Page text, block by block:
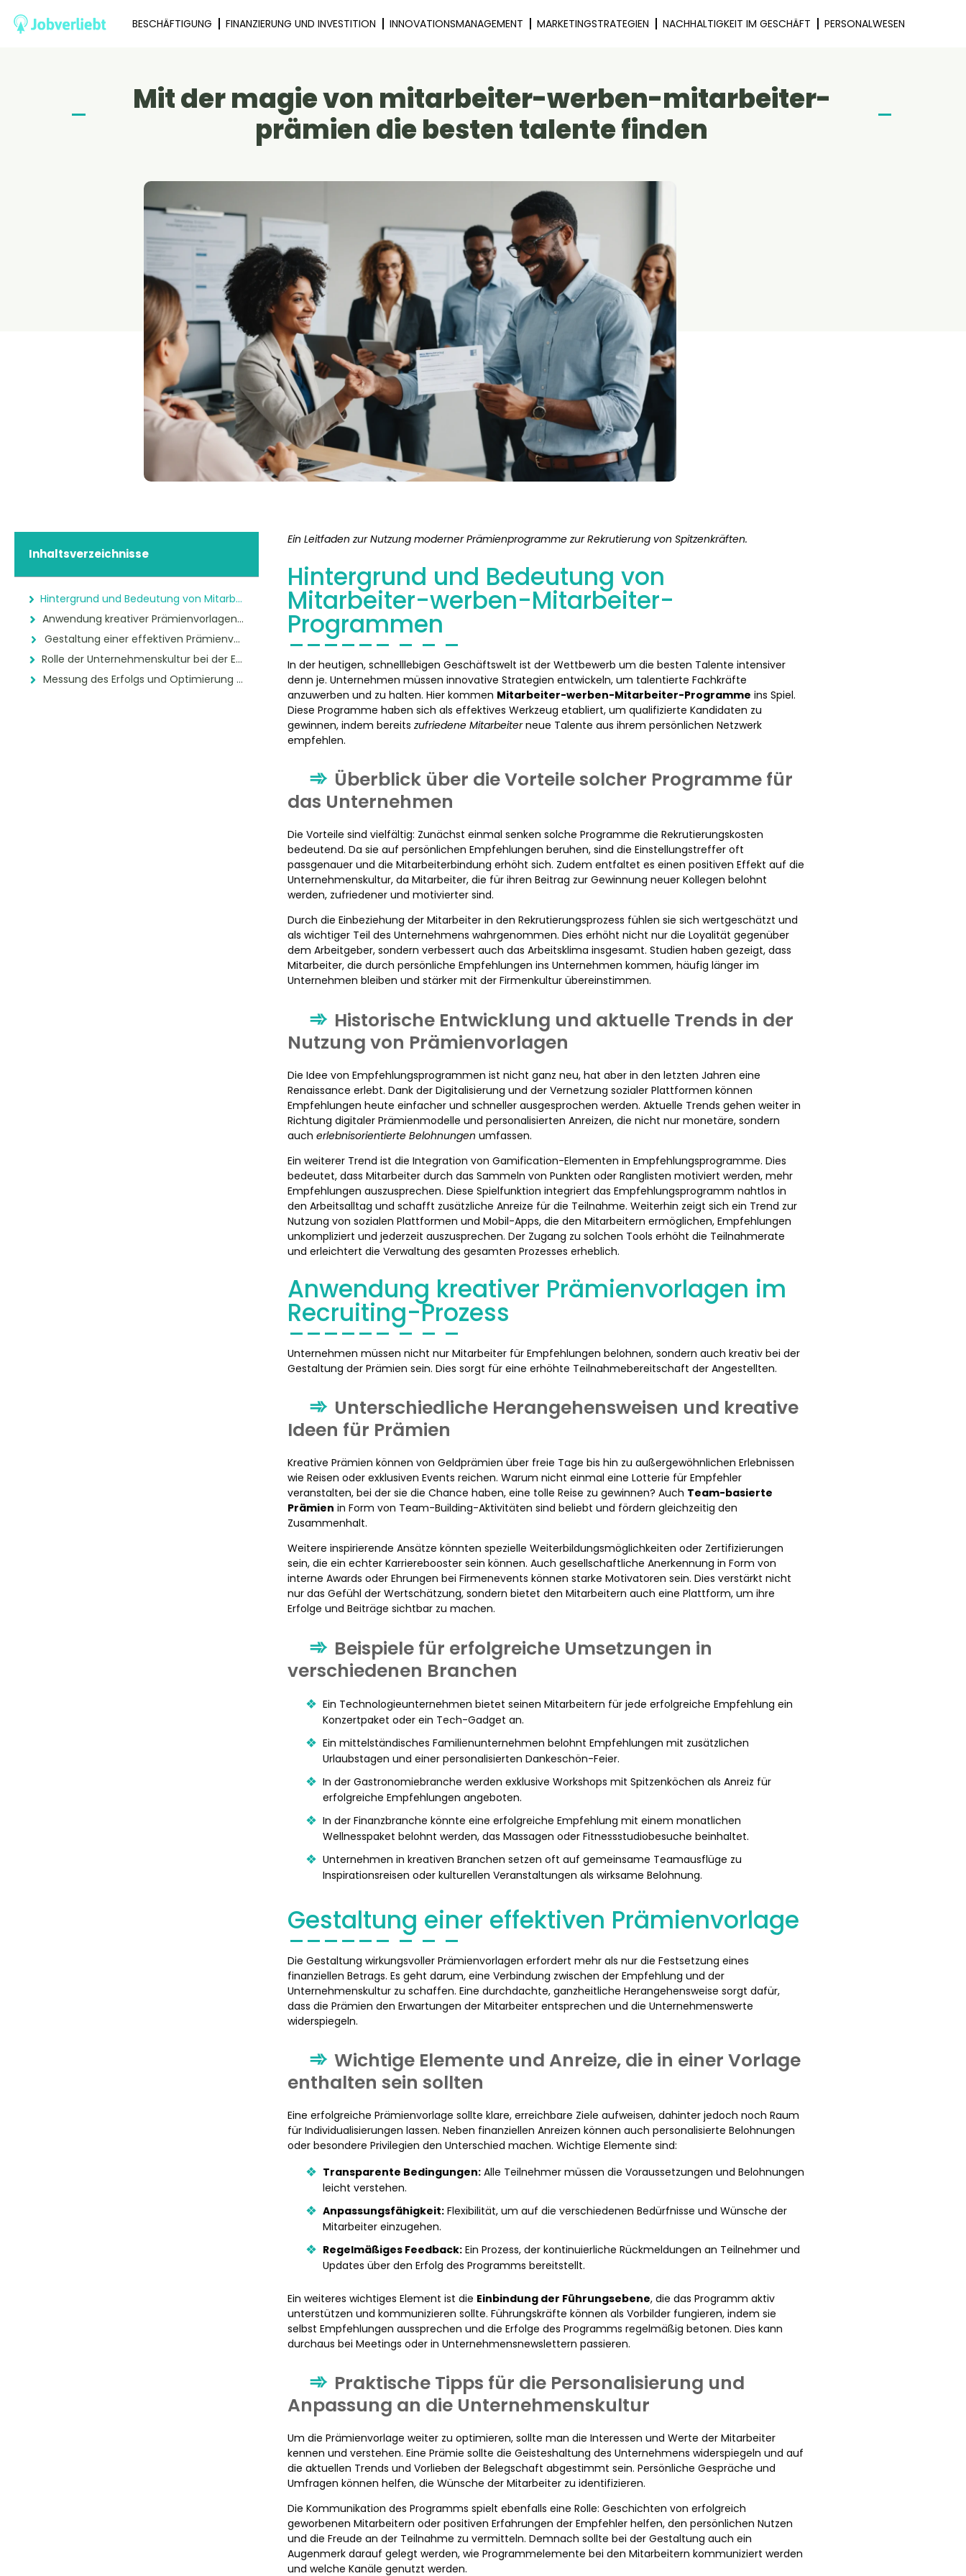
BESCHÄFTIGUNG FINANZIERUNG UND INVESTITION INNOVATIONSMANAGEMENT MARKETINGSTRATEGIEN NACHHALTIGKEIT IM GESCHÄFT PERSONALWESEN
Mit der magie von mitarbeiter-werben-mitarbeiter-
prämien die besten talente finden
Inhaltsverzeichnisse
Hintergrund und Bedeutung von Mitarbeiter-werben-Mitarbeiter-Programmen
Anwendung kreativer Prämienvorlagen im Recruiting-Prozess
Gestaltung einer effektiven Prämienvorlage
Rolle der Unternehmenskultur bei der Empfehlung neuer Mitarbeiter
Messung des Erfolgs und Optimierung des Programms
Ein Leitfaden zur Nutzung moderner Prämienprogramme zur Rekrutierung von Spitzenkräften.
Hintergrund und Bedeutung von
Mitarbeiter-werben-Mitarbeiter-
Programmen
In der heutigen, schnelllebigen Geschäftswelt ist der Wettbewerb um die besten Talente intensiver
denn je. Unternehmen müssen innovative Strategien entwickeln, um talentierte Fachkräfte
anzuwerben und zu halten. Hier kommen Mitarbeiter-werben-Mitarbeiter-Programme ins Spiel.
Diese Programme haben sich als effektives Werkzeug etabliert, um qualifizierte Kandidaten zu
gewinnen, indem bereits zufriedene Mitarbeiterneue Talente aus ihrem persönlichen Netzwerk
empfehlen.
Überblick über die Vorteile solcher Programme für
das Unternehmen
Die Vorteile sind vielfältig: Zunächst einmal senken solche Programme die Rekrutierungskosten
bedeutend. Da sie auf persönlichen Empfehlungen beruhen, sind die Einstellungstreffer oft
passgenauer und die Mitarbeiterbindung erhöht sich. Zudem entfaltet es einen positiven Effekt auf die
Unternehmenskultur, da Mitarbeiter, die für ihren Beitrag zur Gewinnung neuer Kollegen belohnt
werden, zufriedener und motivierter sind.
Durch die Einbeziehung der Mitarbeiter in den Rekrutierungsprozess fühlen sie sich wertgeschätzt und
als wichtiger Teil des Unternehmens wahrgenommen. Dies erhöht nicht nur die Loyalität gegenüber
dem Arbeitgeber, sondern verbessert auch das Arbeitsklima insgesamt. Studien haben gezeigt, dass
Mitarbeiter, die durch persönliche Empfehlungen ins Unternehmen kommen, häufig länger im
Unternehmen bleiben und stärker mit der Firmenkultur übereinstimmen.
Historische Entwicklung und aktuelle Trends in der
Nutzung von Prämienvorlagen
Die Idee von Empfehlungsprogrammen ist nicht ganz neu, hat aber in den letzten Jahren eine
Renaissance erlebt. Dank der Digitalisierung und der Vernetzung sozialer Plattformen können
Empfehlungen heute einfacher und schneller ausgesprochen werden. Aktuelle Trends gehen weiter in
Richtung digitaler Prämienmodelle und personalisierten Anreizen, die nicht nur monetäre, sondern
auch erlebnisorientierte Belohnungen umfassen.
Ein weiterer Trend ist die Integration von Gamification-Elementen in Empfehlungsprogramme. Dies
bedeutet, dass Mitarbeiter durch das Sammeln von Punkten oder Ranglisten motiviert werden, mehr
Empfehlungen auszusprechen. Diese Spielfunktion integriert das Empfehlungsprogramm nahtlos in
den Arbeitsalltag und schafft zusätzliche Anreize für die Teilnahme. Weiterhin zeigt sich ein Trend zur
Nutzung von sozialen Plattformen und Mobil-Apps, die den Mitarbeitern ermöglichen, Empfehlungen
unkompliziert und jederzeit auszusprechen. Der Zugang zu solchen Tools erhöht die Teilnahmerate
und erleichtert die Verwaltung des gesamten Prozesses erheblich.
Anwendung kreativer Prämienvorlagen im
Recruiting-Prozess
Unternehmen müssen nicht nur Mitarbeiter für Empfehlungen belohnen, sondern auch kreativ bei der
Gestaltung der Prämien sein. Dies sorgt für eine erhöhte Teilnahmebereitschaft der Angestellten.
Unterschiedliche Herangehensweisen und kreative
Ideen für Prämien
Kreative Prämien können von Geldprämien über freie Tage bis hin zu außergewöhnlichen Erlebnissen
wie Reisen oder exklusiven Events reichen. Warum nicht einmal eine Lotterie für Empfehler
veranstalten, bei der sie die Chance haben, eine tolle Reise zu gewinnen? Auch Team-basierte
Prämien in Form von Team-Building-Aktivitäten sind beliebt und fördern gleichzeitig den
Zusammenhalt.
Weitere inspirierende Ansätze könnten spezielle Weiterbildungsmöglichkeiten oder Zertifizierungen
sein, die ein echter Karrierebooster sein können. Auch gesellschaftliche Anerkennung in Form von
interne Awards oder Ehrungen bei Firmenevents können starke Motivatoren sein. Dies verstärkt nicht
nur das Gefühl der Wertschätzung, sondern bietet den Mitarbeitern auch eine Plattform, um ihre
Erfolge und Beiträge sichtbar zu machen.
Beispiele für erfolgreiche Umsetzungen in
verschiedenen Branchen
Ein Technologieunternehmen bietet seinen Mitarbeitern für jede erfolgreiche Empfehlung ein
Konzertpaket oder ein Tech-Gadget an.
Ein mittelständisches Familienunternehmen belohnt Empfehlungen mit zusätzlichen
Urlaubstagen und einer personalisierten Dankeschön-Feier.
In der Gastronomiebranche werden exklusive Workshops mit Spitzenköchen als Anreiz für
erfolgreiche Empfehlungen angeboten.
In der Finanzbranche könnte eine erfolgreiche Empfehlung mit einem monatlichen
Wellnesspaket belohnt werden, das Massagen oder Fitnessstudiobesuche beinhaltet.
Unternehmen in kreativen Branchen setzen oft auf gemeinsame Teamausflüge zu
Inspirationsreisen oder kulturellen Veranstaltungen als wirksame Belohnung.
Gestaltung einer effektiven Prämienvorlage
Die Gestaltung wirkungsvoller Prämienvorlagen erfordert mehr als nur die Festsetzung eines
finanziellen Betrags. Es geht darum, eine Verbindung zwischen der Empfehlung und der
Unternehmenskultur zu schaffen. Eine durchdachte, ganzheitliche Herangehensweise sorgt dafür,
dass die Prämien den Erwartungen der Mitarbeiter entsprechen und die Unternehmenswerte
widerspiegeln.
Wichtige Elemente und Anreize, die in einer Vorlage
enthalten sein sollten
Eine erfolgreiche Prämienvorlage sollte klare, erreichbare Ziele aufweisen, dahinter jedoch noch Raum
für Individualisierungen lassen. Neben finanziellen Anreizen können auch personalisierte Belohnungen
oder besondere Privilegien den Unterschied machen. Wichtige Elemente sind:
Transparente Bedingungen:Alle Teilnehmer müssen die Voraussetzungen und Belohnungen
leicht verstehen.
Anpassungsfähigkeit:Flexibilität, um auf die verschiedenen Bedürfnisse und Wünsche der
Mitarbeiter einzugehen.
Regelmäßiges Feedback:Ein Prozess, der kontinuierliche Rückmeldungen an Teilnehmer und
Updates über den Erfolg des Programms bereitstellt.
Ein weiteres wichtiges Element ist die Einbindung der Führungsebene, die das Programm aktiv
unterstützen und kommunizieren sollte. Führungskräfte können als Vorbilder fungieren, indem sie
selbst Empfehlungen aussprechen und die Erfolge des Programms regelmäßig betonen. Dies kann
durchaus bei Meetings oder in Unternehmensnewslettern passieren.
Praktische Tipps für die Personalisierung und
Anpassung an die Unternehmenskultur
Um die Prämienvorlage weiter zu optimieren, sollte man die Interessen und Werte der Mitarbeiter
kennen und verstehen. Eine Prämie sollte die Geisteshaltung des Unternehmens widerspiegeln und auf
die aktuellen Trends und Vorlieben der Belegschaft abgestimmt sein. Persönliche Gespräche und
Umfragen können helfen, die Wünsche der Mitarbeiter zu identifizieren.
Die Kommunikation des Programms spielt ebenfalls eine Rolle: Geschichten von erfolgreich
geworbenen Mitarbeitern oder positiven Erfahrungen der Empfehler helfen, den persönlichen Nutzen
und die Freude an der Teilnahme zu vermitteln. Demnach sollte bei der Gestaltung auch ein
Augenmerk darauf gelegt werden, wie Programmelemente bei den Mitarbeitern kommuniziert werden
und welche Kanäle genutzt werden.